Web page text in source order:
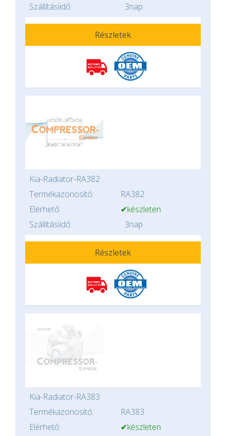
Szállításiidő: 3nap
Részletek
Kia-Radiator-RA382
Termékazonosító:
RA382
Elérhető:
✔készleten
Szállításiidő:
3nap
Részletek
Kia-Radiator-RA383
Termékazonosító:
RA383
Elérhető:
✔készleten